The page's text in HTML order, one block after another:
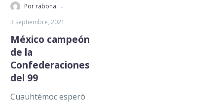
Por rabona -
3 septiembre, 2021
México campeón
de la
Confederaciones
del 99
Cuauhtémoc esperó